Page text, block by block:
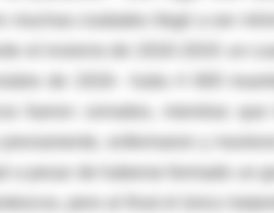
muchas ciudades llegó a ser
de 1918– hubo 4 600
fueron cerrados, mientras
enfermaron y
a pesar de haberse formado un
pero al final el único